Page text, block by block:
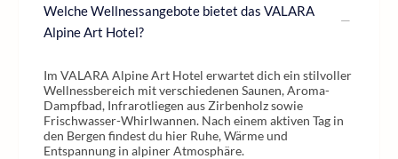
Welche Wellnessangebote bietet das VALARA
Alpine Art Hotel?
Im VALARA Alpine Art Hotel erwartet dich ein stilvoller
Wellnessbereich mit verschiedenen Saunen, Aroma-
Dampfbad, Infrarotliegen aus Zirbenholz sowie
Frischwasser-Whirlwannen. Nach einem aktiven Tag in
den Bergen findest du hier Ruhe, Wärme und
Entspannung in alpiner Atmosphäre.